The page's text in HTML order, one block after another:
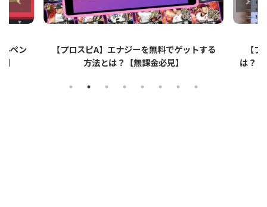
トする
【プロスピA】ペーパーライクフィルムと
説